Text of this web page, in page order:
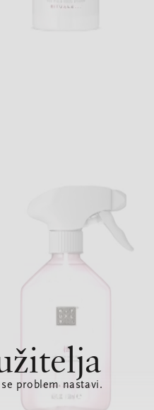
problem nastavi.